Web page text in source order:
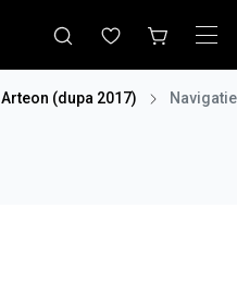
Arteon (dupa 2017)